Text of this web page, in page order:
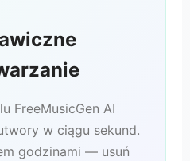
FreeMusicGen AI
w ciągu sekund.
godzinami — usuń